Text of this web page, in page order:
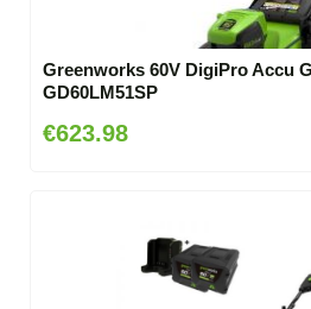
Greenworks 60V DigiPro Accu
GD60LM51SP
€623.98